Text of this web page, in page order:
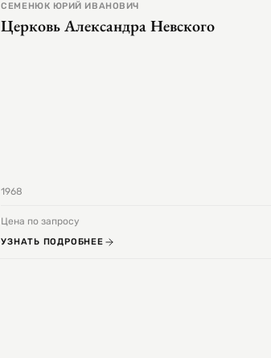
СЕМЕНЮК ЮРИЙ ИВАНОВИЧ
Церковь Александра Невского
1968
Цена по запросу
УЗНАТЬ ПОДРОБНЕЕ